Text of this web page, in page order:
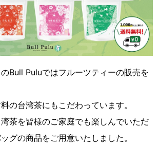
Bull Puluではフルーツティーの販売を
の台湾茶にもこだわっています。
茶を皆様のご家庭でも楽しんでいただ
グの商品をご用意いたしました。